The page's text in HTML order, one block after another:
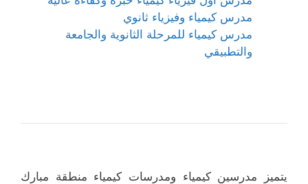
مدرس كيمياء وفيزياء ثانوي
مدرس كيمياء للمرحلة الثانوية والجامعة
والتطبيقي
يتميز مدرسين كيمياء ومدرسات كيمياء منطقة مبارك